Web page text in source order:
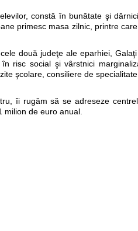
constă în bunătate şi
primesc masa zilnic, printre
două judeţe ale eparhiei,
risc social şi vârstnici
şcolare, consiliere de
îi rugăm să se adreseze
de euro anual.